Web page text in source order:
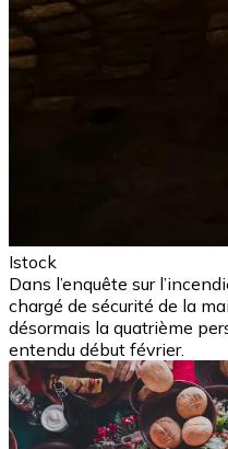
Istock
Dans l’enquête sur
chargé de sécurité de la
désormais la quatrième
entendu début février.